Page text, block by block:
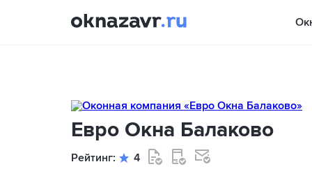
Евро Окна Балаково
Рейтинг: 4